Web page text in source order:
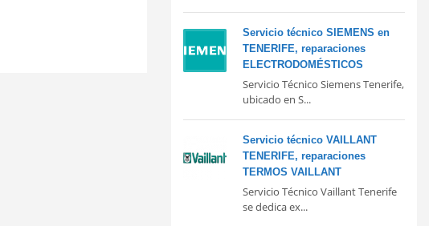
Servicio técnico SIEMENS en
TENERIFE, reparaciones
ELECTRODOMÉSTICOS
Servicio Técnico Siemens Tenerife,
ubicado en S...
Servicio técnico VAILLANT
TENERIFE, reparaciones
TERMOS VAILLANT
Servicio Técnico Vaillant Tenerife
se dedica ex...